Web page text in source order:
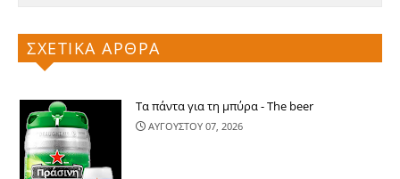
ΣΧΕΤΙΚΑ ΑΡΘΡΑ
Τα πάντα για τη μπύρα - The beer
ΑΥΓΟΥΣΤΟΥ 07, 2026